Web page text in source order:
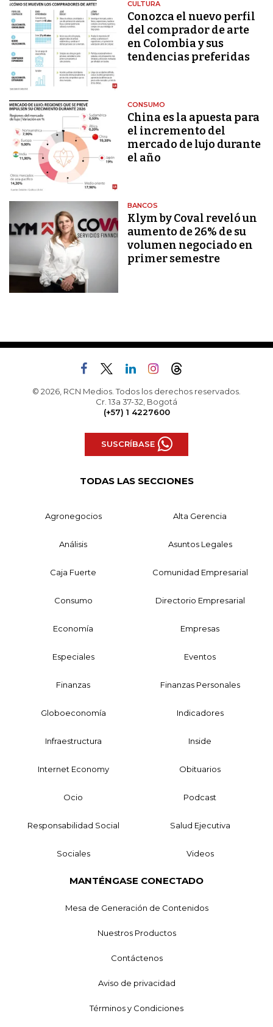
CULTURA
Conozca el nuevo perfil
del comprador de arte
en Colombia y sus
tendencias preferidas
CONSUMO
China es la apuesta para
el incremento del
mercado de lujo durante
el año
BANCOS
Klym by Coval reveló un
aumento de 26% de su
volumen negociado en
primer semestre
© 2026, RCN Medios. Todos los derechos reservados.
Cr. 13a 37-32, Bogotá
(+57) 1 4227600
SUSCRÍBASE
TODAS LAS SECCIONES
Agronegocios Alta Gerencia
Análisis Asuntos Legales
Caja Fuerte Comunidad Empresarial
Consumo Directorio Empresarial
Economía Empresas
Especiales Eventos
Finanzas Finanzas Personales
Globoeconomía Indicadores
Infraestructura Inside
Internet Economy Obituarios
Ocio Podcast
Responsabilidad Social Salud Ejecutiva
Sociales Videos
MANTÉNGASE CONECTADO
Mesa de Generación de Contenidos
Nuestros Productos
Contáctenos
Aviso de privacidad
Términos y Condiciones